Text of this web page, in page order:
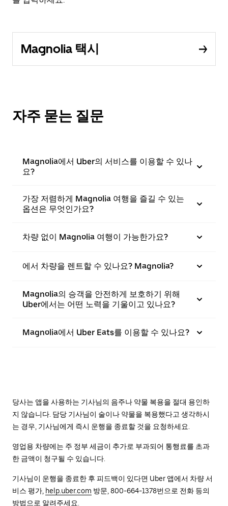
Magnolia 택시
자주 묻는 질문
Magnolia에서 Uber의 서비스를 이용할 수 있나
요?
가장 저렴하게 Magnolia 여행을 즐길 수 있는
옵션은 무엇인가요?
차량 없이 Magnolia 여행이 가능한가요?
에서 차량을 렌트할 수 있나요? Magnolia?
Magnolia의 승객을 안전하게 보호하기 위해
Uber에서는 어떤 노력을 기울이고 있나요?
Magnolia에서 Uber Eats를 이용할 수 있나요?
당사는 앱을 사용하는 기사님의 음주나 약물 복용을 절대 용인하
지 않습니다. 담당 기사님이 술이나 약물을 복용했다고 생각하시
는 경우, 기사님에게 즉시 운행을 종료할 것을 요청하세요.
영업용 차량에는 주 정부 세금이 추가로 부과되어 통행료를 초과
한 금액이 청구될 수 있습니다.
기사님이 운행을 종료한 후 피드백이 있다면 Uber 앱에서 차량 서
비스 평가, help.uber.com 방문, 800-664-1378번으로 전화 등의
방법으로 알려주세요.